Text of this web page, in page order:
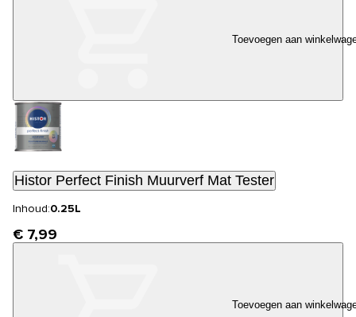
Toevoegen aan
Histor Perfect Finish Muurverf Mat Tester
Inhoud:0.25L
€ 7,99
Toevoegen aan